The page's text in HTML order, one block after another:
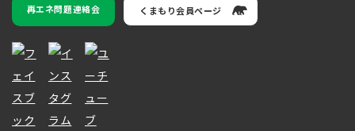
再エネ問題連絡会 くまもり会員ページ